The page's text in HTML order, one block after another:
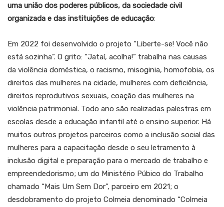
uma união dos poderes públicos, da sociedade civil
organizada e das instituições de educação:
Em 2022 foi desenvolvido o projeto “Liberte-se! Você não
está sozinha”. O grito: “Jataí, acolha!” trabalha nas causas
da violência doméstica, o racismo, misoginia, homofobia, os
direitos das mulheres na cidade, mulheres com deficiência,
direitos reprodutivos sexuais, coação das mulheres na
violência patrimonial. Todo ano são realizadas palestras em
escolas desde a educação infantil até o ensino superior. Há
muitos outros projetos parceiros como a inclusão social das
mulheres para a capacitação desde o seu letramento à
inclusão digital e preparação para o mercado de trabalho e
empreendedorismo; um do Ministério Púbico do Trabalho
chamado “Mais Um Sem Dor”, parceiro em 2021; o
desdobramento do projeto Colmeia denominado “Colmeia